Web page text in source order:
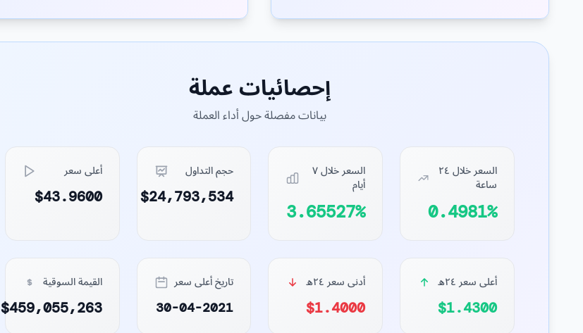
إحصائيات عملة
بيانات مفصلة حول أداء العملة
السعر خلال ٢٤
ساعة
0.4981%
السعر خلال ٧
أيام
3.65527%
حجم التداول
$24,793,534
أعلى سعر
$43.9600
أعلى سعر ٢٤ه
$1.4300
أدنى سعر ٢٤ه
$1.4000
تاريخ أعلى سعر
30-04-2021
القيمة السوقية
$459,055,263